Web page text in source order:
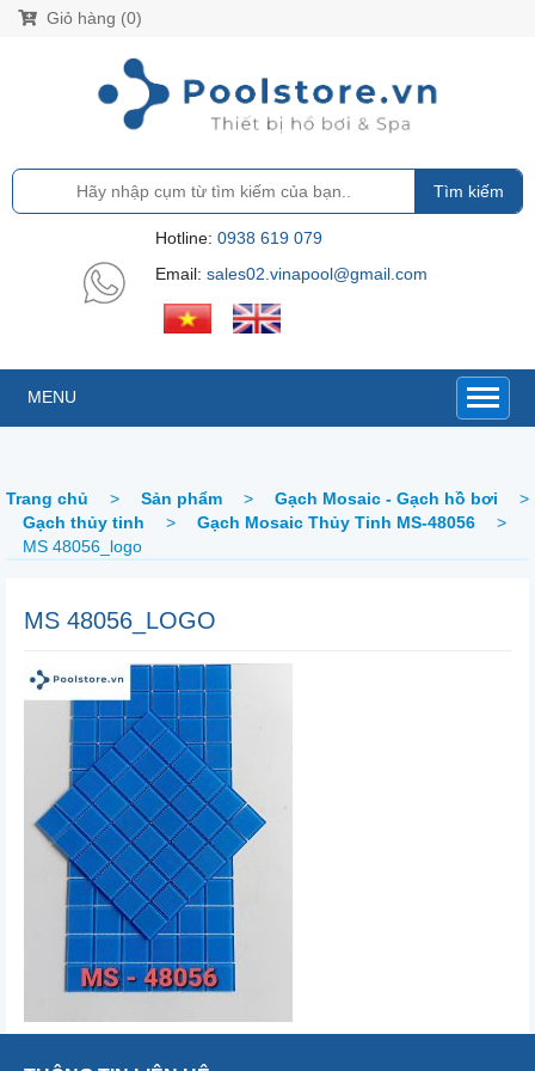
Giỏ hàng (0)
Tìm kiếm
Hotline: 0938 619 079
Email: sales02.vinapool@gmail.com
MENU
Trang chủ > Sản phẩm > Gạch Mosaic - Gạch hồ bơi
>
Gạch thủy tinh
> Gạch Mosaic Thủy Tinh MS-48056
>
MS 48056_logo
MS 48056_LOGO